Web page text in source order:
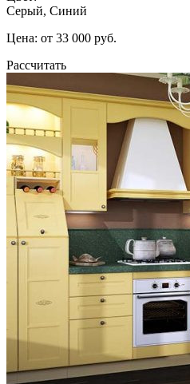
Серый, Синий
Цена: от 33 000 руб.
Рассчитать